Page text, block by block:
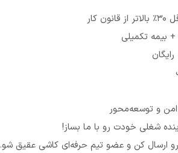
بیمه تکمیلی
و توسعه‌محور
شغلی خودت رو با ما بساز!
ارسال کن و عضو تیم حرفه‌ای کاشی عقیق شو.